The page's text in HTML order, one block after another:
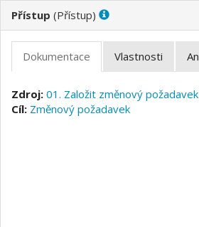
( )
01. Založit změnový požadavek
Změnový požadavek